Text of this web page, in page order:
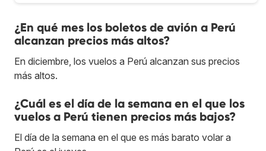
¿En qué mes los boletos de avión a Perú
alcanzan precios más altos?
En diciembre, los vuelos a Perú alcanzan sus precios
más altos.
¿Cuál es el día de la semana en el que los
vuelos a Perú tienen precios más bajos?
El día de la semana en el que es más barato volar a